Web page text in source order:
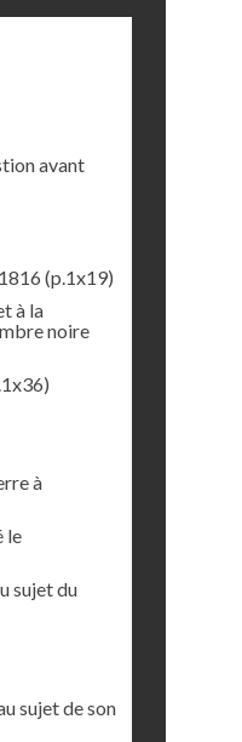
avant
(p.1x19)
à la
noire
à
le
sujet du
sujet de son